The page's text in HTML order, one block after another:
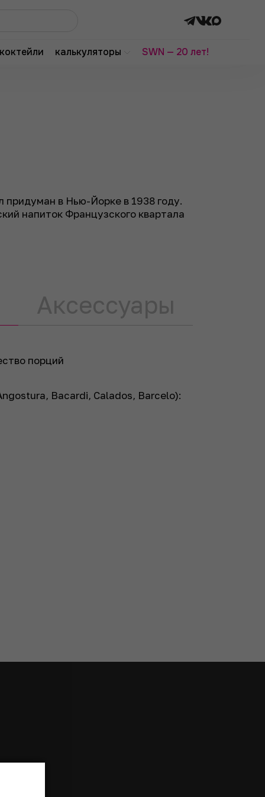
коктейли калькуляторы SWN — 20 лет!
придуман в Нью-Йорке в 1938 году.
напиток Французского квартала
Аксессуары
порций
Bacardi, Calados, Barcelo):